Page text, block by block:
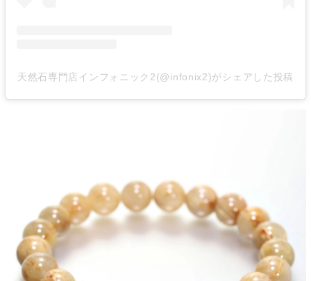
天然石専門店インフォニック2(@infonix2)がシェアした投稿